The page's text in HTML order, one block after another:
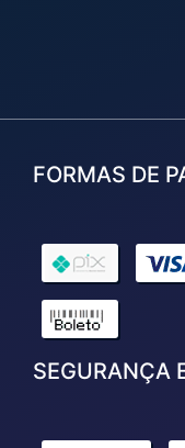
FORMAS DE
SEGURANÇA